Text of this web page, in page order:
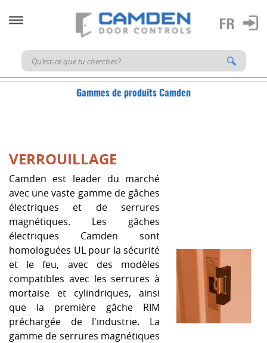
Gammes de produits Camden
VERROUILLAGE
Camden est leader du marché
avec une vaste gamme de gâches
électriques et de serrures
magnétiques. Les gâches
électriques Camden sont
homologuées UL pour la sécurité
et le feu, avec des modèles
compatibles avec les serrures à
mortaise et cylindriques, ainsi
que la première gâche RIM
préchargée de l'industrie. La
gamme de serrures magnétiques